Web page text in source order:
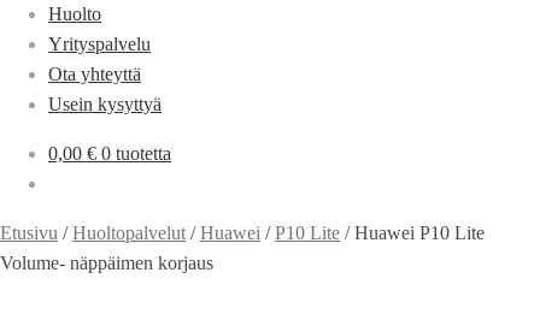
Huolto
Yrityspalvelu
Ota yhteyttä
Usein kysyttyä
0,00 € 0 tuotetta
Etusivu /Huoltopalvelut /Huawei /P10 Lite /Huawei P10 Lite
Volume- näppäimen korjaus